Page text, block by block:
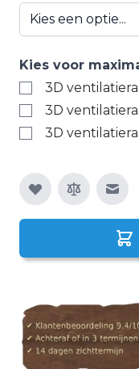
Kies voor
3D
3D
3D
E-